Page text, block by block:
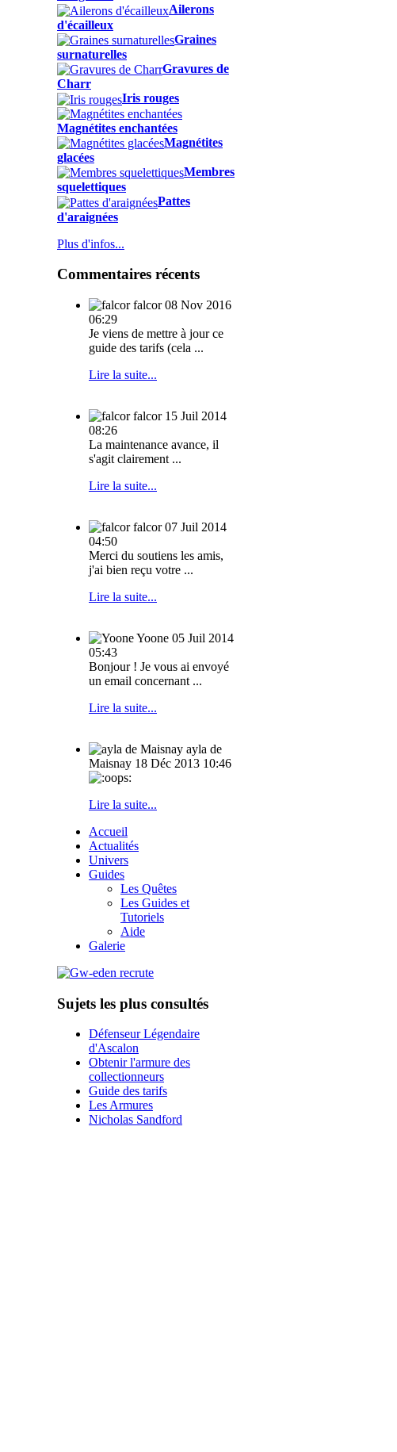
Ailerons
d'écailleux
Graines
surnaturelles
Gravures de
Charr
Iris rouges
Magnétites enchantées
Magnétites
glacées
Membres
squelettiques
Pattes
d'araignées
Plus d'infos...
Commentaires récents
falcor 08 Nov 2016
06:29
Je viens de mettre à jour ce
guide des tarifs (cela ...
Lire la suite...
falcor 15 Juil 2014
08:26
La maintenance avance, il
s'agit clairement ...
Lire la suite...
falcor 07 Juil 2014
04:50
Merci du soutiens les amis,
j'ai bien reçu votre ...
Lire la suite...
Yoone 05 Juil 2014
05:43
Bonjour ! Je vous ai envoyé
un email concernant ...
Lire la suite...
ayla de
Maisnay 18 Déc 2013 10:46
Lire la suite...
Accueil
Actualités
Univers
Guides
Les Quêtes
Les Guides et
Tutoriels
Aide
Galerie
Sujets les plus consultés
Défenseur Légendaire
d'Ascalon
Obtenir l'armure des
collectionneurs
Guide des tarifs
Les Armures
Nicholas Sandford